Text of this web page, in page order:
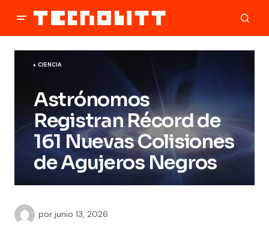
CIENCIA
Astrónomos
Registran Récord de
161 Nuevas Colisiones
de Agujeros Negros
por junio 13, 2026